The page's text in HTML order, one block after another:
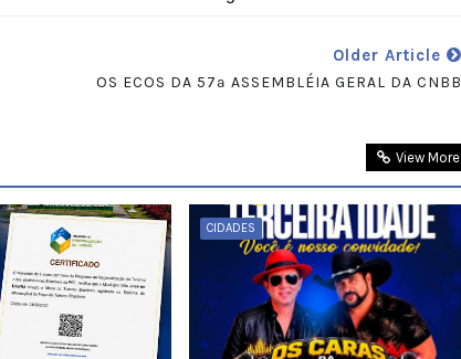
Older Article
OS ECOS DA 57ª ASSEMBLÉIA GERAL DA CNBB
View More
CIDADES